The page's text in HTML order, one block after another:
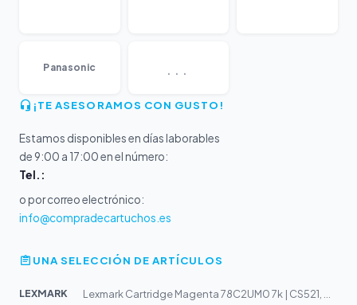
Panasonic ...
¡TE ASESORAMOS CON GUSTO!
Estamos disponibles en días laborables
de 9:00 a 17:00 en el número:
Tel.:
o por correo electrónico:
info@compradecartuchos.es
UNA SELECCIÓN DE ARTÍCULOS
LEXMARK